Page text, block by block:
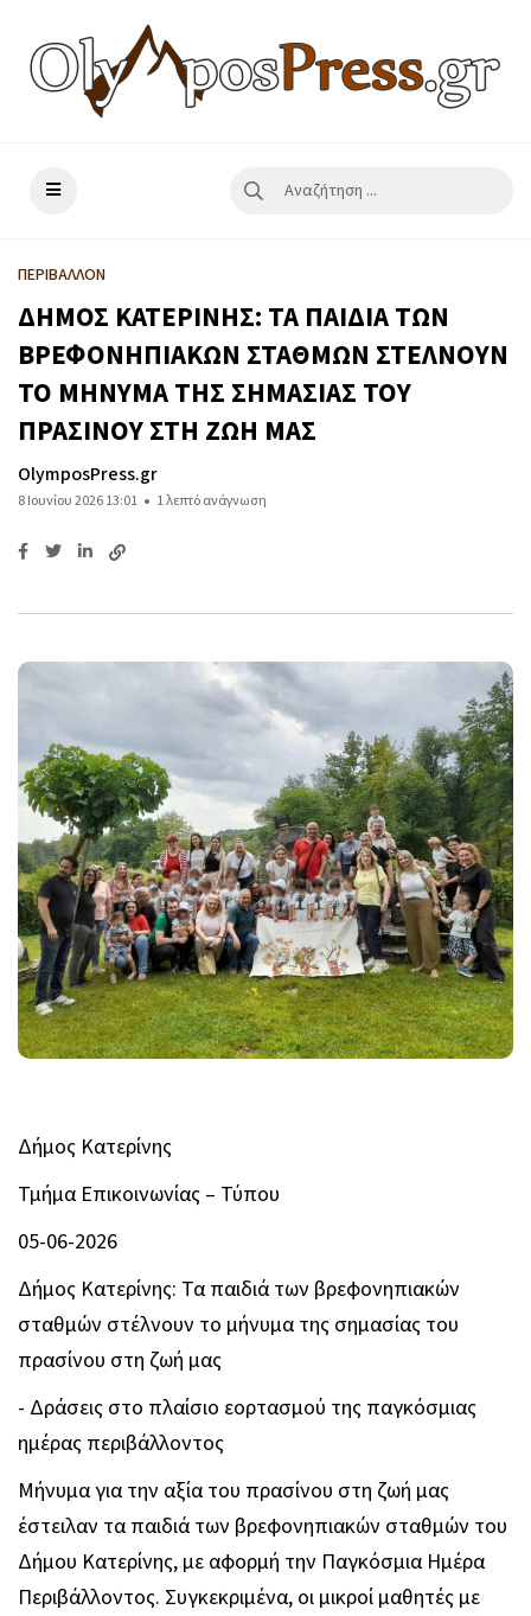
ΠΕΡΙΒΑΛΛΟΝ
ΔΗΜΟΣ ΚΑΤΕΡΙΝΗΣ: ΤΑ ΠΑΙΔΙΑ ΤΩΝ
ΒΡΕΦΟΝΗΠΙΑΚΩΝ ΣΤΑΘΜΩΝ ΣΤΕΛΝΟΥΝ
ΤΟ ΜΗΝΥΜΑ ΤΗΣ ΣΗΜΑΣΙΑΣ ΤΟΥ
ΠΡΑΣΙΝΟΥ ΣΤΗ ΖΩΗ ΜΑΣ
OlymposPress.gr
8 Ιουνίου 2026 13:01 1 λεπτό ανάγνωση
Δήμος Κατερίνης
Τμήμα Επικοινωνίας – Τύπου
05-06-2026
Δήμος Κατερίνης: Τα παιδιά των βρεφονηπιακών
σταθμών στέλνουν το μήνυμα της σημασίας του
πρασίνου στη ζωή μας
- Δράσεις στο πλαίσιο εορτασμού της παγκόσμιας
ημέρας περιβάλλοντος
Μήνυμα για την αξία του πρασίνου στη ζωή μας
έστειλαν τα παιδιά των βρεφονηπιακών σταθμών του
Δήμου Κατερίνης, με αφορμή την Παγκόσμια Ημέρα
Περιβάλλοντος. Συγκεκριμένα, οι μικροί μαθητές με